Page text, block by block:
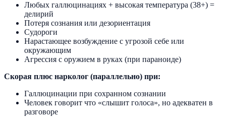
Любых галлюцинациях + высокая температура (38+) =
делирий
Потеря сознания или дезориентация
Судороги
Нарастающее возбуждение с угрозой себе или
окружающим
Агрессия с оружием в руках (при параноиде)
Скорая плюс нарколог (параллельно) при:
Галлюцинации при сохранном сознании
Человек говорит что «слышит голоса», но адекватен в
разговоре